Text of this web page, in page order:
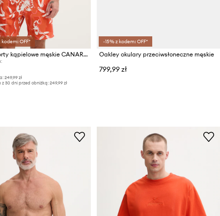
OFF*
Oakley szorty kąpielowe męskie CANARY PALMS
249,99 zł
z 30 dni przed obniżką: 249,99 zł
-15% z kodem: OFF*
Oakley okulary przeciwsłoneczne męskie
799,99 zł